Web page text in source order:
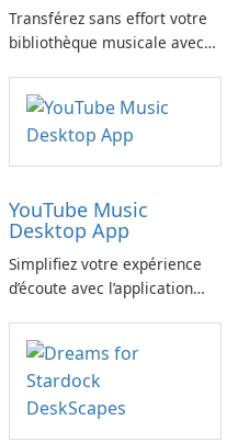
Transférez sans effort votre
bibliothèque musicale avec
YouTube Music
Desktop App
Simplifiez votre expérience
d’écoute avec l’application